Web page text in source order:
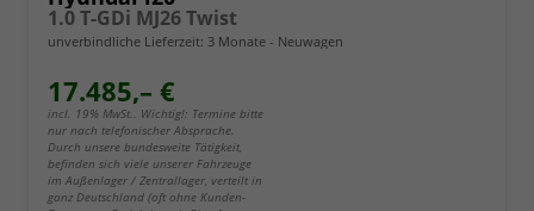
1.0 T-GDi MJ26 Twist
unverbindliche Lieferzeit: 3 Monate Neuwagen
17.485,– €
incl. 19% MwSt.. Wichtig!: Termine bitte
nur nach telefonischer Absprache.
Durch unsere bundesweite Tätigkeit,
befinden sich viele unserer Fahrzeuge
im Außenlager / Zentrallager, verteilt in
ganz Deutschland (oft ohne Kunden-